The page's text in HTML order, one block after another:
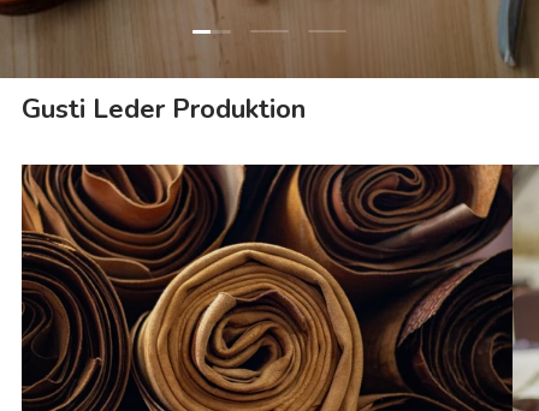
Folie laden 1 von 3
Folie laden 2 von 3
Folie laden 3 von 3
Gusti Leder Produktion